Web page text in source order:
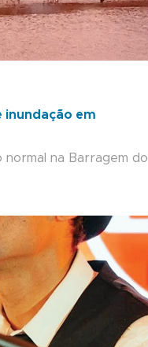
inundação em
na Barragem do